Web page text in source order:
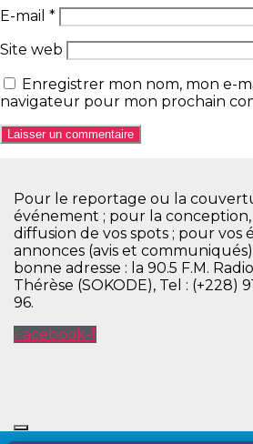
E-mail *
Site web
Enregistrer mon nom, mon e-
navigateur pour mon prochain
Pour le reportage ou la
événement ; pour la
diffusion de vos spots ; pour vos
annonces (avis et communiqués)
bonne adresse : la 90.5 F.M.
Thérèse (SOKODE), Tel : (+228)
96.
Facebook-f